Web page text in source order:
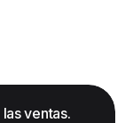
ventas.